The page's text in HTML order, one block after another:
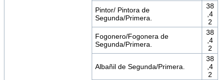
Pintor/ Pintora de
Segunda/Primera.
38
,4
2
Fogonero/Fogonera de
Segunda/Primera.
38
,4
2
Albañil de Segunda/Primera.
38
,4
2